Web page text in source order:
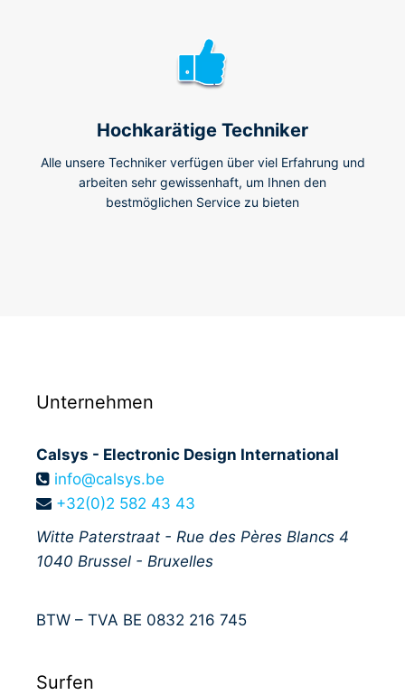
Hochkarätige Techniker
Alle unsere Techniker verfügen über viel Erfahrung und
arbeiten sehr gewissenhaft, um Ihnen den
bestmöglichen Service zu bieten
Unternehmen
Calsys - Electronic Design International
info@calsys.be
+32(0)2 582 43 43
Witte Paterstraat - Rue des Pères Blancs 4
1040 Brussel - Bruxelles
BTW – TVA BE 0832 216 745
Surfen